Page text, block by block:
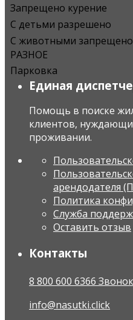
Запрещено курение
С детьми разрешено
С животными запрещено
РАЗНОЕ
Парковка
Единая
Помощь в поиске
клиентов,
проживании.
арендодателя
Политика
Служба
Оставить отзыв
Контакты
8 800 600 6366
info@nasutki.click